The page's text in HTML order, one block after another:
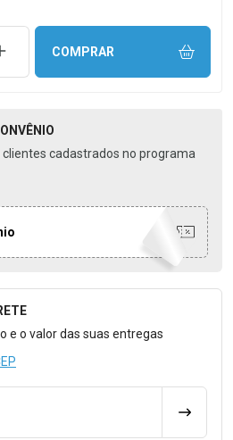
AUMENTAR UMA UNIDADE
COMPRAR
clientes cadastrados no programa
o Frete
e o valor das suas entregas